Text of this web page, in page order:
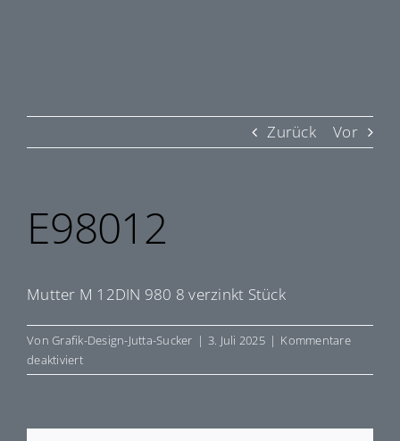
Zurück Vor
E98012
Mutter M 12DIN 980 8 verzinkt Stück
VonGrafik-Design-Jutta-Sucker | 3. Juli 2025 | Kommentare
deaktiviertfür
E98012